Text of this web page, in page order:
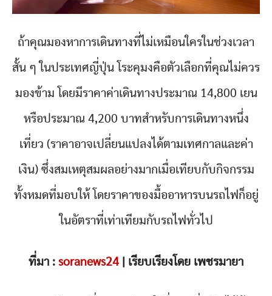
ถ้าคุณมองหาการเดินทางที่ไม่เหมือนใครในช่วงเวลา
สั้น ๆ ในประเทศญี่ปุ่น โระคุมงคือตัวเลือกที่คุณไม่ควร
มองข้าม โดยมีราคาค่าเดินทางประมาณ 14,800 เยน
หรือประมาณ 4,200 บาทสำหรับการเดินทางหนึ่ง
เที่ยว (ราคาอาจเปลี่ยนแปลงได้ตามเทศกาลและค่า
เงิน) ซึ่งสมเหตุสมผลอย่างมากเมื่อเทียบกับกิจกรรม
ทั้งหมดที่มอบให้ โดยราคาของมื้ออาหารบนรถไฟก็อยู่
ในอัตราที่เท่าเทียมกับรถไฟทั่วไป
ที่มา : soranews24 | เรียบเรียงโดย เพชรมายา